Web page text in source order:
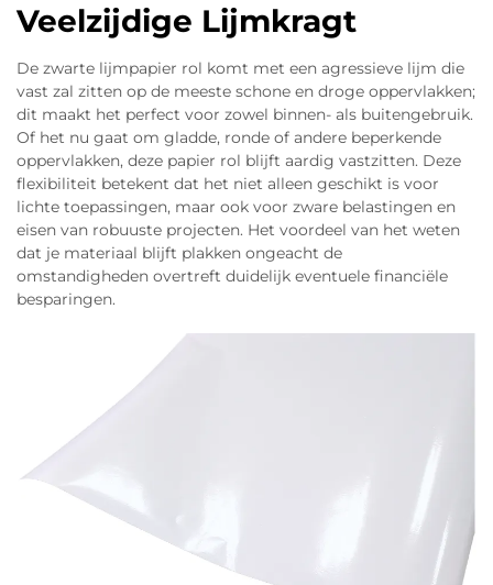
Veelzijdige Lijmkragt
De zwarte lijmpapier rol komt met een agressieve lijm die
vast zal zitten op de meeste schone en droge oppervlakken;
dit maakt het perfect voor zowel binnen- als buitengebruik.
Of het nu gaat om gladde, ronde of andere beperkende
oppervlakken, deze papier rol blijft aardig vastzitten. Deze
flexibiliteit betekent dat het niet alleen geschikt is voor
lichte toepassingen, maar ook voor zware belastingen en
eisen van robuuste projecten. Het voordeel van het weten
dat je materiaal blijft plakken ongeacht de
omstandigheden overtreft duidelijk eventuele financiële
besparingen.